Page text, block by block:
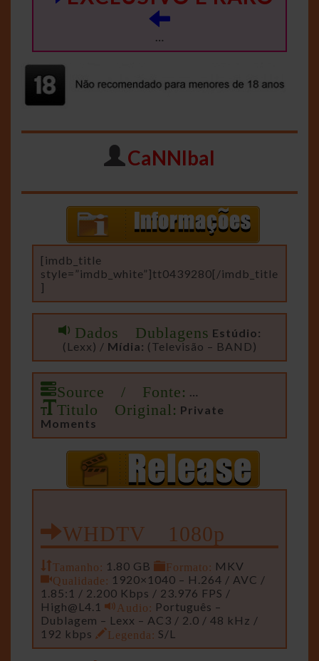
…
CaNNIbal
[imdb_title
style=”imdb_white”]tt0439280[/imdb_title
]
Dados Dublagens Estúdio:
(Lexx) / Mídia: (Televisão – BAND)
Source / Fonte:
Titulo Original: Private
Moments
WHDTV 1080p
Tamanho: 1.80 GB Formato: MKV
Qualidade: 1920×1040 – H.264 / AVC /
1.85:1 / 2.200 Kbps / 23.976 FPS /
High@L4.1
Audio: Português –
Dublagem – Lexx – AC3 / 2.0 / 48 kHz /
192 kbps
Legenda: S/L